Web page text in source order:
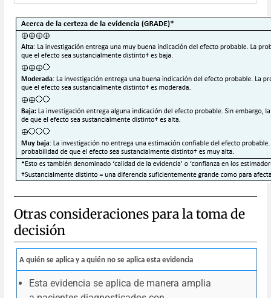
Otras consideraciones para la toma de
decisión
A quién se aplica y a quién no se aplica esta evidencia
Esta evidencia se aplica de manera amplia